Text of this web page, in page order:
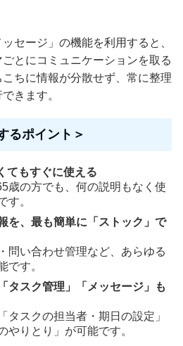
セージ」の機能を利用すると、
とにコミュニケーションを取る
ちに情報が分散せず、常に整理
きます。
るポイント＞
てもすぐに使える
歳の方でも、何の説明もなく使
す。
を、最も簡単に「ストック」で
問い合わせ管理など、あらゆる
です。
タスク管理」「メッセージ」も
タスクの担当者・期日の設定」
やりとり」が可能です。